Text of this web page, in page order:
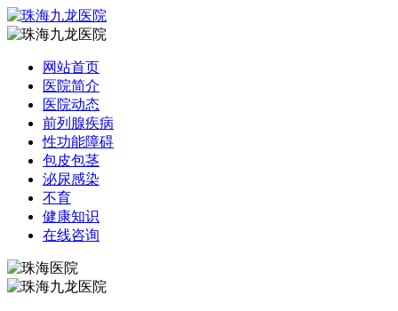
网站首页
医院简介
医院动态
前列腺疾病
性功能障碍
包皮包茎
泌尿感染
不育
健康知识
在线咨询